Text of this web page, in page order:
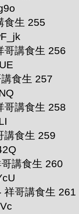
食生 255
哥講食生 256
食生 257
哥講食生 258
講食生 259
講食生 260
哥講食生 261